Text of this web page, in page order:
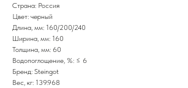
Страна: Россия
Цвет: черный
Длина, мм: 160/200/240
Ширина, мм: 160
Толщина, мм: 60
Водопоглощение, %: ≤ 6
Бренд: Steingot
Вес, кг: 139.968